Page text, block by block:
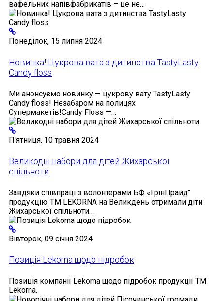
вафельних напівфабрикатів – це не…
Понеділок, 15 липня 2024
Новинка! Цукрова вата з дитинства TastyLasty
Candy floss
Ми анонсуємо новинку — цукрову вату TastyLasty
Candy floss! Незабаром на полицях
Супермакетів!Candy Floss —…
П'ятниця, 10 травня 2024
Великодні набори для дітей Жихарської
спільноти
Завдяки співпраці з волонтерами БФ «ГрінПрайд"
продукцію ТМ LEKORNA на Великдень отримали діти
Жихарської спільноти…
Вівторок, 09 січня 2024
Позиція Lekorna щодо підробок
Позиція компанії Lekorna щодо підробок продукції ТМ
Lekorna.